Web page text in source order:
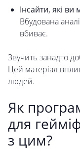
Інсайти, які
Вбудована
вбиває.
Звучить занадто
Цей матеріал
людей.
Як
для
з цим?